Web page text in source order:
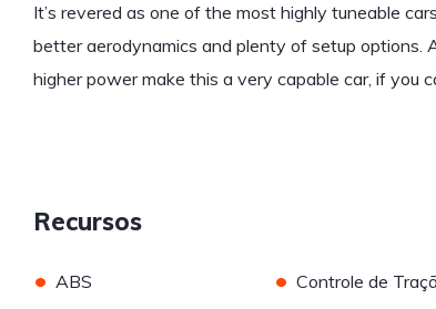
It’s revered as one of the most highly tuneable
better aerodynamics and plenty of setup options.
higher power make this a very capable car, if you
Recursos
• ABS • Controle de